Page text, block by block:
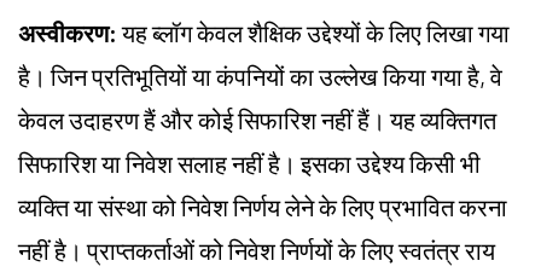
अस्वीकरण:यह ब्लॉग केवल शैक्षिक उद्देश्यों के लिए लिखा गया
है। जिन प्रतिभूतियों या कंपनियों का उल्लेख किया गया है, वे
केवल उदाहरण हैं और कोई सिफारिश नहीं हैं। यह व्यक्तिगत
सिफारिश या निवेश सलाह नहीं है। इसका उद्देश्य किसी भी
व्यक्ति या संस्था को निवेश निर्णय लेने के लिए प्रभावित करना
नहीं है। प्राप्तकर्ताओं को निवेश निर्णयों के लिए स्वतंत्र राय